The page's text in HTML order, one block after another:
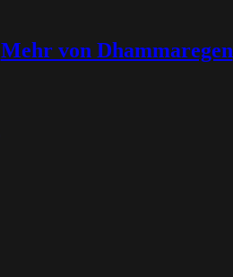
Mehr von Dhammaregen